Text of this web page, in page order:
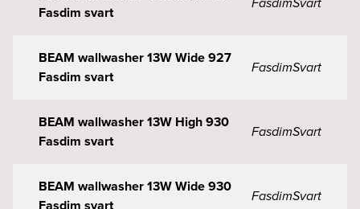
Fasdim svart
BEAM wallwasher 13W Wide 927
Fasdim svart
FasdimSvart
BEAM wallwasher 13W High 930
Fasdim svart
FasdimSvart
BEAM wallwasher 13W Wide 930
FasdimSvart